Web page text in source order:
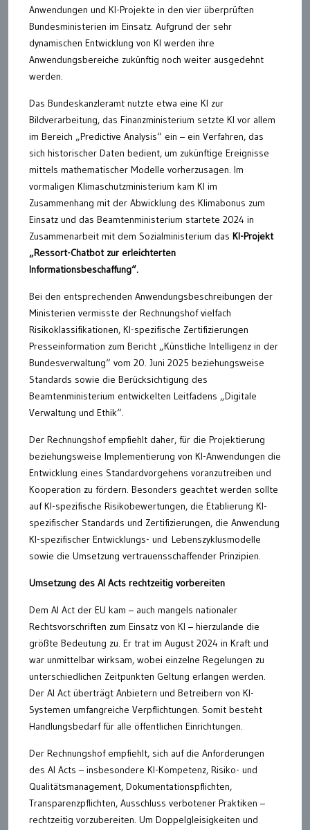
Anwendungen und KI-Projekte in den vier überprüften
Bundesministerien im Einsatz. Aufgrund der sehr
dynamischen Entwicklung von KI werden ihre
Anwendungsbereiche zukünftig noch weiter ausgedehnt
werden.
Das Bundeskanzleramt nutzte etwa eine KI zur
Bildverarbeitung, das Finanzministerium setzte KI vor allem
im Bereich „Predictive Analysis“ ein – ein Verfahren, das
sich historischer Daten bedient, um zukünftige Ereignisse
mittels mathematischer Modelle vorherzusagen. Im
vormaligen Klimaschutzministerium kam KI im
Zusammenhang mit der Abwicklung des Klimabonus zum
Einsatz und das Beamtenministerium startete 2024 in
Zusammenarbeit mit dem Sozialministerium das KI-Projekt
„Ressort-Chatbot zur erleichterten
Informationsbeschaffung“.
Bei den entsprechenden Anwendungsbeschreibungen der
Ministerien vermisste der Rechnungshof vielfach
Risikoklassifikationen, KI-spezifische Zertifizierungen
Presseinformation zum Bericht „Künstliche Intelligenz in der
Bundesverwaltung“ vom 20. Juni 2025 beziehungsweise
Standards sowie die Berücksichtigung des
Beamtenministerium entwickelten Leitfadens „Digitale
Verwaltung und Ethik“.
Der Rechnungshof empfiehlt daher, für die Projektierung
beziehungsweise Implementierung von KI-Anwendungen die
Entwicklung eines Standardvorgehens voranzutreiben und
Kooperation zu fördern. Besonders geachtet werden sollte
auf KI-spezifische Risikobewertungen, die Etablierung KI-
spezifischer Standards und Zertifizierungen, die Anwendung
KI-spezifischer Entwicklungs- und Lebenszyklusmodelle
sowie die Umsetzung vertrauensschaffender Prinzipien.
Umsetzung des AI Acts rechtzeitig vorbereiten
Dem AI Act der EU kam – auch mangels nationaler
Rechtsvorschriften zum Einsatz von KI – hierzulande die
größte Bedeutung zu. Er trat im August 2024 in Kraft und
war unmittelbar wirksam, wobei einzelne Regelungen zu
unterschiedlichen Zeitpunkten Geltung erlangen werden.
Der AI Act überträgt Anbietern und Betreibern von KI-
Systemen umfangreiche Verpflichtungen. Somit besteht
Handlungsbedarf für alle öffentlichen Einrichtungen.
Der Rechnungshof empfiehlt, sich auf die Anforderungen
des AI Acts – insbesondere KI-Kompetenz, Risiko- und
Qualitätsmanagement, Dokumentationspflichten,
Transparenzpflichten, Ausschluss verbotener Praktiken –
rechtzeitig vorzubereiten. Um Doppelgleisigkeiten und